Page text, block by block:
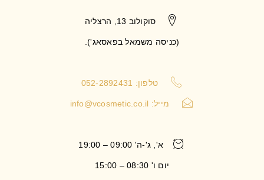
סוקולוב 13, הרצליה
(כניסה משמאל בפאסאג').
טלפון: 052-2892431
מייל:info@vcosmetic.co.il
א', ג'-ה' 09:00 – 19:00
יום ו' 08:30 – 15:00